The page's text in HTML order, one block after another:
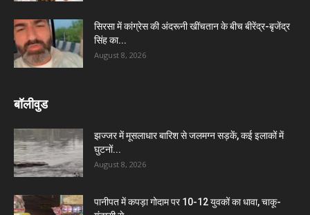
सिरसा में कांग्रेस की अंदरूनी खींचतान के बीच बीरेंद्र-बृजेंद्र
सिंह का...
August 8, 2026
बॉलीवुड
झज्जर में मूसलाधार बारिश से जलमग्न सड़कें, कई इलाकों में
घुटनों...
August 8, 2026
पानीपत में कपड़ा गोदाम पर 10-12 युवकों का धावा, चाकू-